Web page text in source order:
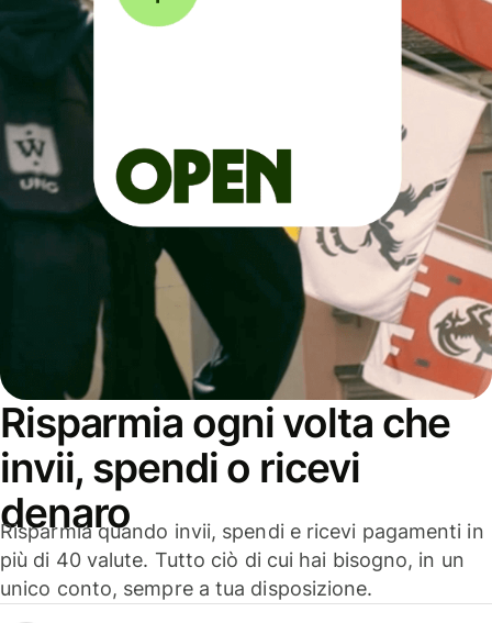
Risparmia ogni volta che
invii, spendi o ricevi
denaro
Risparmia quando invii, spendi e ricevi pagamenti in
più di 40 valute. Tutto ciò di cui hai bisogno, in un
unico conto, sempre a tua disposizione.